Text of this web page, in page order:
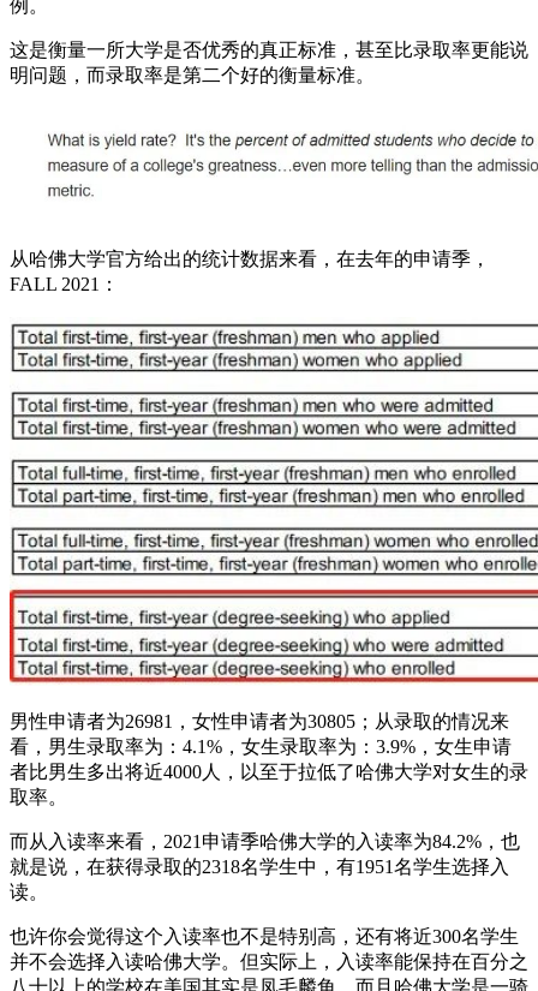
例。
这是衡量一所大学是否优秀的真正标准，甚至比录取率更能说
明问题，而录取率是第二个好的衡量标准。
从哈佛大学官方给出的统计数据来看，在去年的申请季，
FALL 2021：
男性申请者为26981，女性申请者为30805；从录取的情况来
看，男生录取率为：4.1%，女生录取率为：3.9%，女生申请
者比男生多出将近4000人，以至于拉低了哈佛大学对女生的录
取率。
而从入读率来看，2021申请季哈佛大学的入读率为84.2%，也
就是说，在获得录取的2318名学生中，有1951名学生选择入
读。
也许你会觉得这个入读率也不是特别高，还有将近300名学生
并不会选择入读哈佛大学。但实际上，入读率能保持在百分之
八十以上的学校在美国其实是凤毛麟角，而且哈佛大学是一骑